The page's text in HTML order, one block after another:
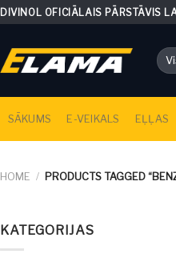
DIVINOL OFICIĀLAIS PĀRSTĀVIS
SĀKUMS E-VEIKALS EĻĻAS
HOME / PRODUCTS TAGGED
KATEGORIJAS